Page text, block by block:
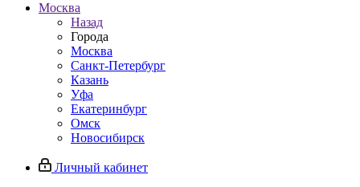
Москва
Назад
Города
Москва
Санкт-Петербург
Казань
Уфа
Екатеринбург
Омск
Новосибирск
Личный кабинет